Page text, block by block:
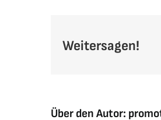
Weitersagen!
Über den Autor: